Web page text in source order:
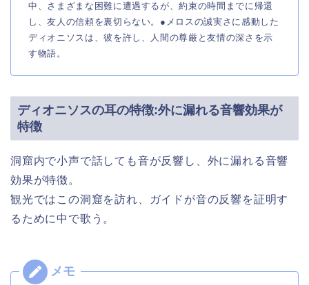
中、さまざまな困難に遭遇するが、約束の時間までに帰還
し、友人の信頼を裏切らない。●メロスの誠実さに感動した
ディオニソスは、彼を許し、人間の尊厳と友情の深さを示
す物語。
ディオニソスの耳の特徴:外に漏れる音響効果が
特徴
洞窟内で小声で話しても音が反響し、外に漏れる音響
効果が特徴。
観光ではこの洞窟を訪れ、ガイドが音の反響を証明す
るために中で歌う。